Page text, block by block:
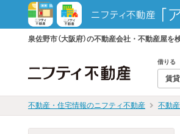
泉佐野市（大阪府）の不動産会社・不動産屋
借りる
賃貸
不動産・住宅情報のニフティ不動産 不動